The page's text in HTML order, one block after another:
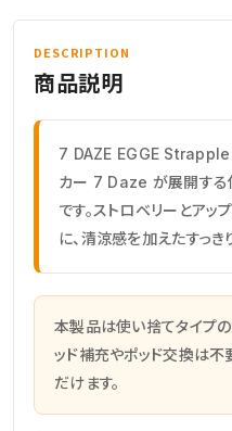
DESCRIPTION
商品説明
7 DAZE EGGE Strapple
カー 7 Daze が展開する
です。ストロベリーとア
に、清涼感を加えたすっき
本製品は使い捨てタイプの
ッド補充やポッド交換は不
だけます。